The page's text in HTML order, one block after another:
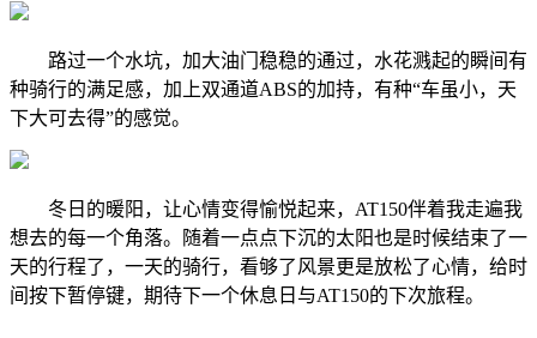
路过一个水坑，加大油门稳稳的通过，水花溅起的瞬间有
种骑行的满足感，加上双通道ABS的加持，有种“车虽小，天
下大可去得”的感觉。
冬日的暖阳，让心情变得愉悦起来，AT150伴着我走遍我
想去的每一个角落。随着一点点下沉的太阳也是时候结束了一
天的行程了，一天的骑行，看够了风景更是放松了心情，给时
间按下暂停键，期待下一个休息日与AT150的下次旅程。